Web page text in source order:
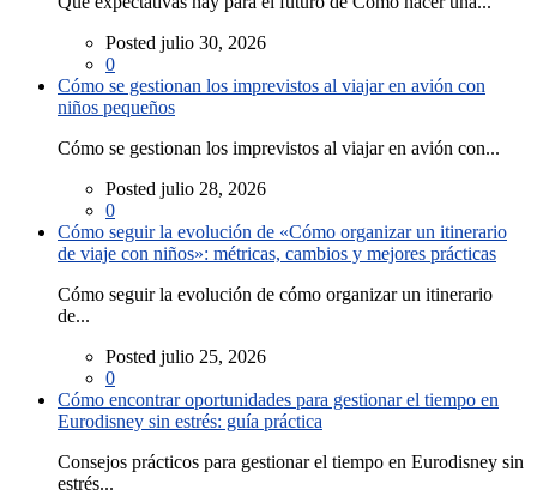
Posted julio 30, 2026
0
Cómo se gestionan los imprevistos al viajar en avión con
niños pequeños
Cómo se gestionan los imprevistos al viajar en avión con...
Posted julio 28, 2026
0
Cómo seguir la evolución de «Cómo organizar un itinerario
de viaje con niños»: métricas, cambios y mejores prácticas
Cómo seguir la evolución de cómo organizar un itinerario
de...
Posted julio 25, 2026
0
Cómo encontrar oportunidades para gestionar el tiempo en
Eurodisney sin estrés: guía práctica
Consejos prácticos para gestionar el tiempo en Eurodisney sin
estrés...